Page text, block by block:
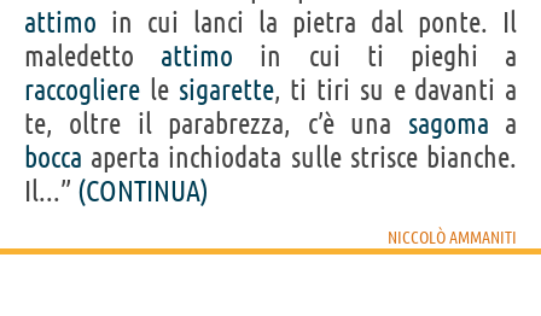
attimo in cui lanci la pietra dal ponte. Il
maledetto attimo in cui ti pieghi a
raccogliere le sigarette, ti tiri su e davanti a
te, oltre il parabrezza, c’è una sagoma a
bocca aperta inchiodata sulle strisce bianche.
Il...” (CONTINUA)
NICCOLÒ AMMANITI